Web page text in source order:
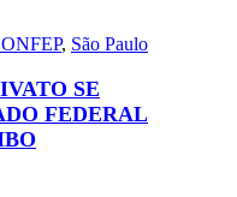
, São Paulo
SE
FEDERAL